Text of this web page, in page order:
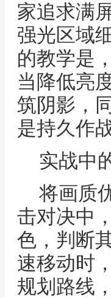
家追求满
强光区域
的教学是
当降低亮
筑阴影，
是持久作
实战中
将画质
击对决中
色，判断
速移动时
规划路线